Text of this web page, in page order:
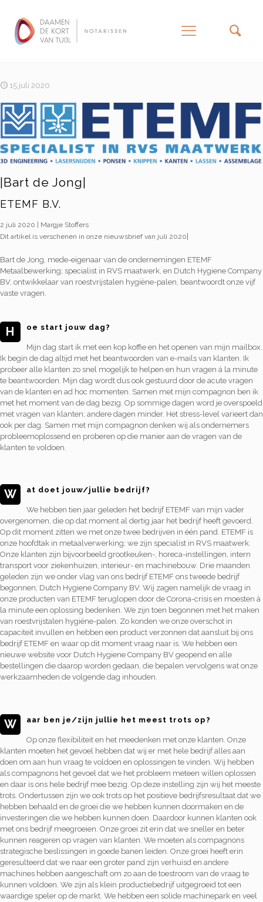
15 juli 2020
|Bart de Jong|
ETEMF B.V.
2 juli 2020 | Margje Stoffers
Dit artikel is verschenen in onze nieuwsbrief van juli 2020
Bart de Jong, mede-eigenaar van de ondernemingen ETEMF
Metaalbewerking; specialist in RVS maatwerk, en Dutch Hygiene Company
BV, ontwikkelaar van roestvrijstalen hygiëne-palen, beantwoordt onze vijf
vaste vragen.
H oe start jouw dag?
Mijn dag start ik met een kop koffie en het openen van mijn mailbox.
Ik begin de dag altijd met het beantwoorden van e-mails van klanten. Ik
probeer alle klanten zo snel mogelijk te helpen en hun vragen á la minute
te beantwoorden. Mijn dag wordt dus ook gestuurd door de acute vragen
van de klanten en ad hoc momenten. Samen met mijn compagnon ben ik
met het moment van de dag bezig. Op sommige dagen word je overspoeld
met vragen van klanten; andere dagen minder. Het stress-level varieert dan
ook per dag. Samen met mijn compagnon denken wij als ondernemers
probleemoplossend en proberen op die manier aan de vragen van de
klanten te voldoen.
W at doet jouw/jullie bedrijf?
We hebben tien jaar geleden het bedrijf ETEMF van mijn vader
overgenomen, die op dat moment al dertig jaar het bedrijf heeft gevoerd.
Op dit moment zitten we met onze twee bedrijven in één pand. ETEMF is
onze hoofdtak in metaalverwerking; we zijn specialist in RVS maatwerk.
Onze klanten zijn bijvoorbeeld grootkeuken-, horeca-instellingen, intern
transport voor ziekenhuizen, interieur- en machinebouw. Drie maanden
geleden zijn we onder vlag van ons bedrijf ETEMF ons tweede bedrijf
begonnen; Dutch Hygiene Company BV. Wij zagen namelijk de vraag in
onze producten van ETEMF teruglopen door de Corona-crisis en moesten à
la minute een oplossing bedenken. We zijn toen begonnen met het maken
van roestvrijstalen hygiëne-palen. Zo konden we onze overschot in
capaciteit invullen en hebben een product verzonnen dat aansluit bij ons
bedrijf ETEMF en waar op dit moment vraag naar is. We hebben een
nieuwe website voor Dutch Hygiene Company BV geopend en alle
bestellingen die daarop worden gedaan, die bepalen vervolgens wat onze
werkzaamheden de volgende dag inhouden.
W aar ben je/zijn jullie het meest trots op?
Op onze flexibiliteit en het meedenken met onze klanten. Onze
klanten moeten het gevoel hebben dat wij er met hele bedrijf alles aan
doen om aan hun vraag te voldoen en oplossingen te vinden. Wij hebben
als compagnons het gevoel dat we het probleem meteen willen oplossen
en daar is ons hele bedrijf mee bezig. Op deze instelling zijn wij het meeste
trots. Ondertussen zijn we ook trots op het positieve bedrijfsresultaat dat we
hebben behaald en de groei die we hebben kunnen doormaken en de
investeringen die we hebben kunnen doen. Daardoor kunnen klanten ook
met ons bedrijf meegroeien. Onze groei zit erin dat we sneller en beter
kunnen reageren op vragen van klanten. We moeten als compagnons
strategische beslissingen in goede banen leiden. Onze groei heeft erin
geresulteerd dat we naar een groter pand zijn verhuisd en andere
machines hebben aangeschaft om zo aan de toestroom van de vraag te
kunnen voldoen. We zijn als klein productiebedrijf uitgegroeid tot een
waardige speler op de markt. We hebben een solide machinepark en veel